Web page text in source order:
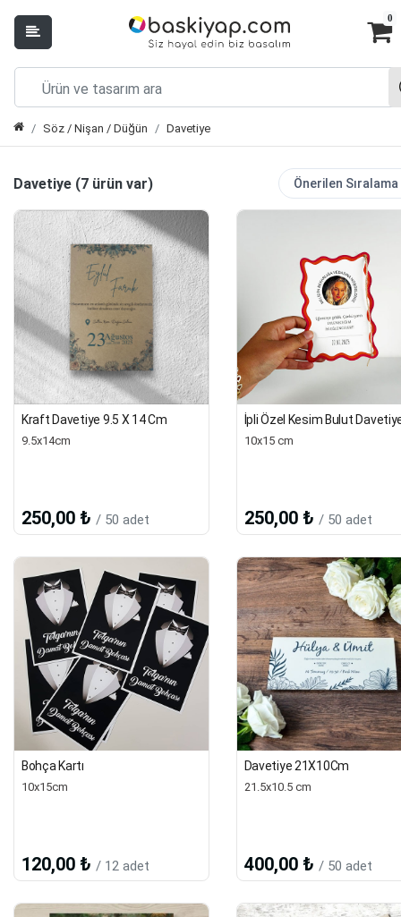
0
Söz / Nişan / Düğün Davetiye
Davetiye (7 ürün var) Önerilen Sıralama
Kraft Davetiye 9.5 X 14 Cm
9.5x14cm
250,00 ₺ / 50 adet
İpli Özel Kesim Bulut
10x15 cm
250,00 ₺ / 50 adet
Bohça Kartı
10x15cm
120,00 ₺ / 12 adet
Davetiye 21X10Cm
21.5x10.5 cm
400,00 ₺ / 50 adet